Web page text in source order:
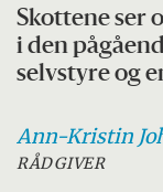
Skottene ser
i den
selvstyre og
Ann-Kristin
RÅDGIVER